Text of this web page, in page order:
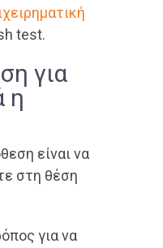
test.
για
η
είναι να
στη θέση
για να